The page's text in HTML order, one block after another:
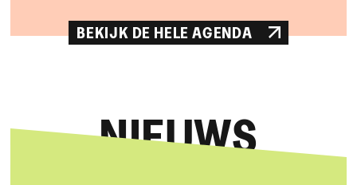
BEKIJK DE HELE AGENDA
NIEUWS